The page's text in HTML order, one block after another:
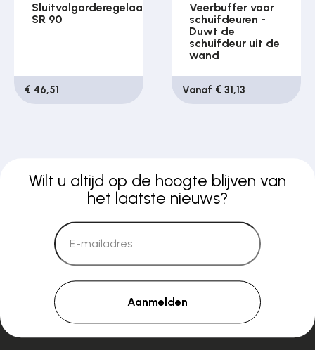
Sluitvolgorderegelaar
SR 90
€ 46,51
Veerbuffer voor
schuifdeuren -
Duwt de
schuifdeur uit de
wand
Vanaf € 31,13
Wilt u altijd op de hoogte blijven van
het laatste nieuws?
Aanmelden